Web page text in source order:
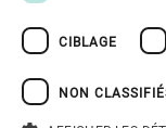
Conditions
Youtube
CIBLAGE
NON